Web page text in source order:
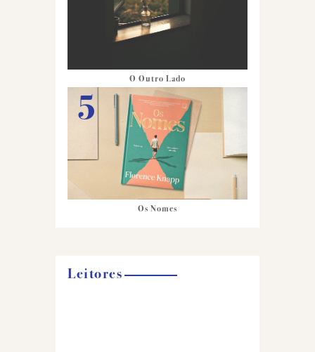
O Outro Lado
Os Nomes
Leitores